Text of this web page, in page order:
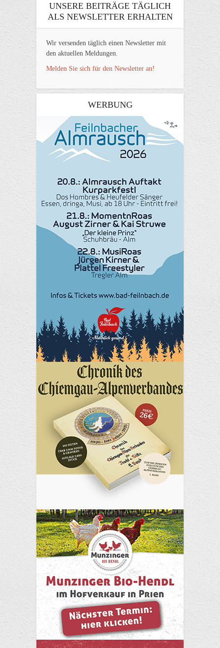
UNSERE BEITRÄGE TÄGLICH
ALS NEWSLETTER ERHALTEN
Wir versenden täglich einen Newsletter mit
den aktuellen Meldungen.
Melden Sie sich für den Newsletter an!
WERBUNG